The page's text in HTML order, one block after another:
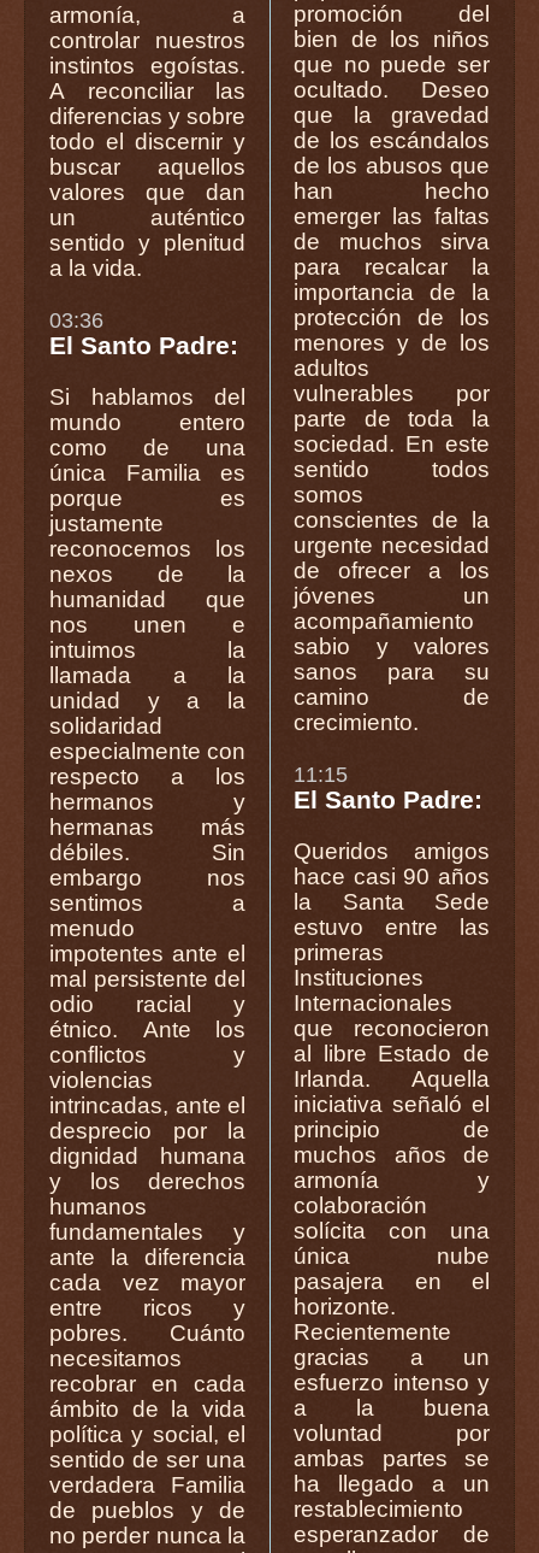
armonía, a
controlar nuestros
instintos egoístas.
A reconciliar las
diferencias y sobre
todo el discernir y
buscar aquellos
valores que dan
un auténtico
sentido y plenitud
a la vida.
03:36
El Santo Padre:
Si hablamos del
mundo entero
como de una
única Familia es
porque es
justamente
reconocemos los
nexos de la
humanidad que
nos unen e
intuimos la
llamada a la
unidad y a la
solidaridad
especialmente con
respecto a los
hermanos y
hermanas más
débiles. Sin
embargo nos
sentimos a
menudo
impotentes ante el
mal persistente del
odio racial y
étnico. Ante los
conflictos y
violencias
intrincadas, ante el
desprecio por la
dignidad humana
y los derechos
humanos
fundamentales y
ante la diferencia
cada vez mayor
entre ricos y
pobres. Cuánto
necesitamos
recobrar en cada
ámbito de la vida
política y social, el
sentido de ser una
verdadera Familia
de pueblos y de
no perder nunca la
promoción del
bien de los niños
que no puede ser
ocultado. Deseo
que la gravedad
de los escándalos
de los abusos que
han hecho
emerger las faltas
de muchos sirva
para recalcar la
importancia de la
protección de los
menores y de los
adultos
vulnerables por
parte de toda la
sociedad. En este
sentido todos
somos
conscientes de la
urgente necesidad
de ofrecer a los
jóvenes un
acompañamiento
sabio y valores
sanos para su
camino de
crecimiento.
11:15
El Santo Padre:
Queridos amigos
hace casi 90 años
la Santa Sede
estuvo entre las
primeras
Instituciones
Internacionales
que reconocieron
al libre Estado de
Irlanda. Aquella
iniciativa señaló el
principio de
muchos años de
armonía y
colaboración
solícita con una
única nube
pasajera en el
horizonte.
Recientemente
gracias a un
esfuerzo intenso y
a la buena
voluntad por
ambas partes se
ha llegado a un
restablecimiento
esperanzador de